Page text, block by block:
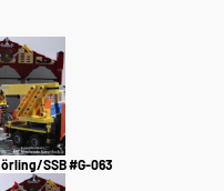
SSB #G-063